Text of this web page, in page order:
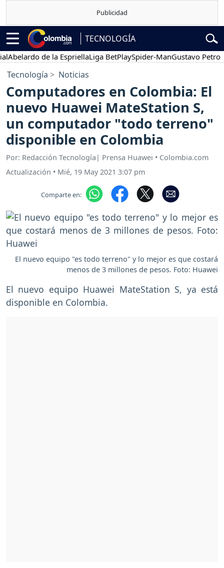
TECNOLOGÍA
de la EspriellaLiga BetPlaySpider-ManGustavo Petro
Tecnología Noticias
Computadores en Colombia: El
nuevo Huawei MateStation S,
un computador "todo terreno"
disponible en Colombia
Por: Redacción Tecnología| Prensa Huawei • Colombia.com
Actualización • Mié, 19 May 2021 3:07 pm
Comparte en:
El nuevo equipo "es todo terreno" y lo mejor es que costará
menos de 3 millones de pesos. Foto: Huawei
El nuevo equipo Huawei MateStation S, ya está
disponible en Colombia.